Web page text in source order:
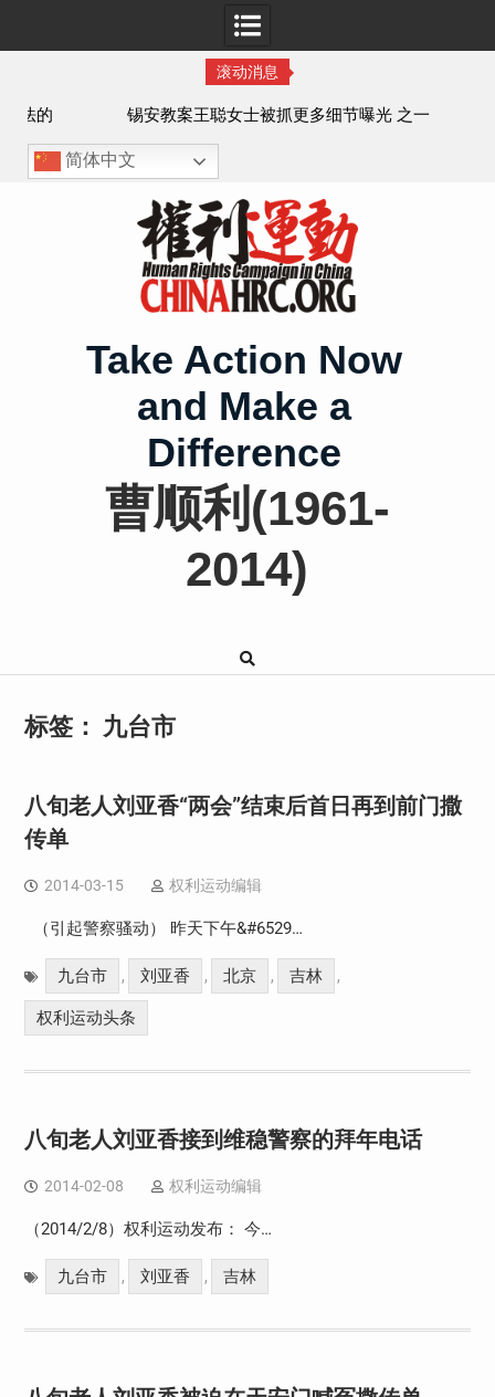
滚动消息
锡安教案王聪女士被抓更多细节曝光 之一
简体中文
Take Action Now
and Make a
Difference
曹顺利(1961-
2014)
标签： 九台市
八旬老人刘亚香“两会”结束后首日再到前门撒
传单
2014-03-15 权利运动编辑
（引起警察骚动） 昨天下午&#6529…
九台市 , 刘亚香 , 北京 , 吉林 ,
权利运动头条
八旬老人刘亚香接到维稳警察的拜年电话
2014-02-08 权利运动编辑
（2014/2/8）权利运动发布： 今…
九台市 , 刘亚香 , 吉林